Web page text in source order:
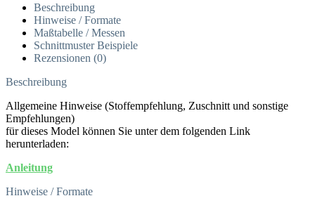
Beschreibung
Hinweise / Formate
Maßtabelle / Messen
Schnittmuster Beispiele
Rezensionen (0)
Beschreibung
Allgemeine Hinweise (Stoffempfehlung, Zuschnitt und sonstige
Empfehlungen)
für dieses Model können Sie unter dem folgenden Link
herunterladen:
Anleitung
Hinweise / Formate